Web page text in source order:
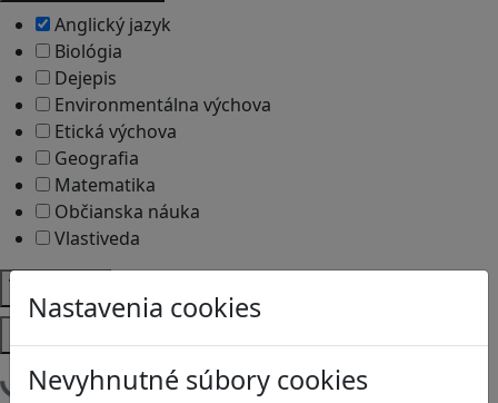
Nastavenia cookies
Nevyhnutné súbory cookies
Anglický jazyk
Biológia
Dejepis
Environmentálna výchova
Etická výchova
Geografia
Matematika
Občianska náuka
Vlastiveda
Témy
Načítam blogy